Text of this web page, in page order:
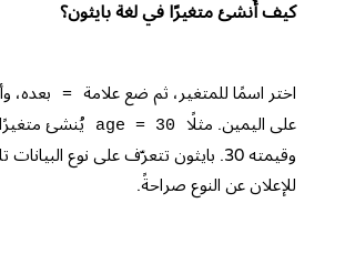
كيف أُنشئ متغيرًا في لغة بايثون؟
اختر اسمًا للمتغير، ثم ضع علامة =
بعده،
على اليمين. مثلًا
age = 30
وقيمته 30. بايثون تتعرّف على نوع
للإعلان عن النوع صراحةً.